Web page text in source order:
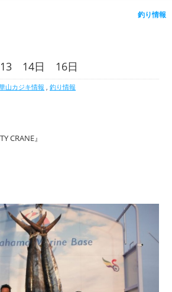
中古艇情報
釣り情報
13 14日 16日
山カジキ情報 ,釣り情報
CRANE』